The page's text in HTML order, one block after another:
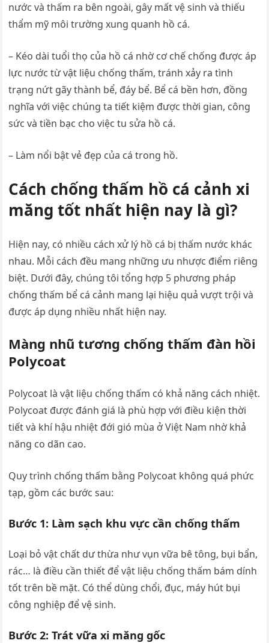
nước và thấm ra bên ngoài, gây mất vệ sinh và thiếu
thẩm mỹ môi trường xung quanh hồ cá.
– Kéo dài tuổi thọ của hồ cá nhờ cơ chế chống được áp
lực nước từ vật liệu chống thấm, tránh xảy ra tình
trạng nứt gãy thành bể, đáy bể. Bể cá bền hơn, đồng
nghĩa với việc chúng ta tiết kiệm được thời gian, công
sức và tiền bạc cho việc tu sửa hồ cá.
– Làm nổi bật vẻ đẹp của cá trong hồ.
Cách chống thấm hồ cá cảnh xi
măng tốt nhất hiện nay là gì?
Hiện nay, có nhiều cách xử lý hồ cá bị thấm nước khác
nhau. Mỗi cách đều mang những ưu nhược điểm riêng
biệt. Dưới đây, chúng tôi tổng hợp 5 phương pháp
chống thấm bể cá cảnh mang lại hiệu quả vượt trội và
được áp dụng nhiều nhất hiện nay.
Màng nhũ tương chống thấm đàn hồi
Polycoat
Polycoat là vật liệu chống thấm có khả năng cách nhiệt.
Polycoat được đánh giá là phù hợp với điều kiện thời
tiết và khí hậu nhiệt đới gió mùa ở Việt Nam nhờ khả
năng co dãn cao.
Quy trình chống thấm bằng Polycoat không quá phức
tạp, gồm các bước sau:
Bước 1: Làm sạch khu vực cần chống thấm
Loại bỏ vật chất dư thừa như vụn vữa bê tông, bụi bẩn,
rác… là điều cần thiết để vật liệu chống thấm bám dính
tốt trên bề mặt. Có thể dùng chổi, đục, máy hút bụi
công nghiệp để vệ sinh.
Bước 2: Trát vữa xi măng gốc